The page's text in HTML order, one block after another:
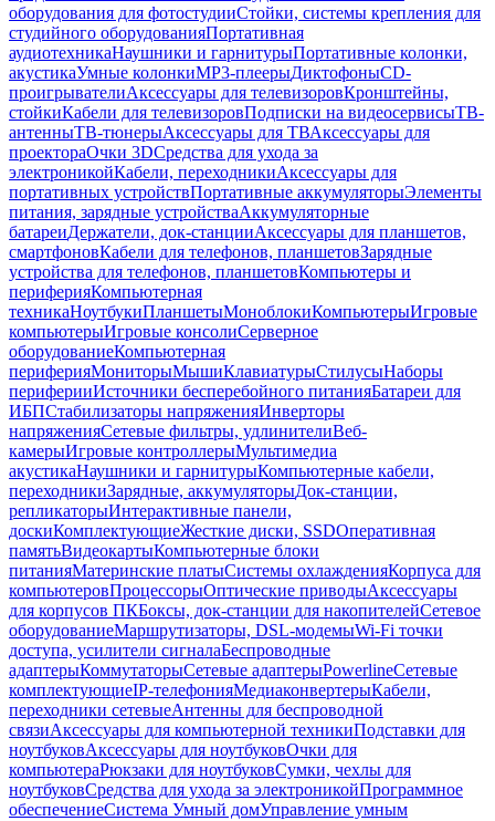
оборудования для фотостудииСтойки, системы крепления для
студийного оборудованияПортативная
аудиотехникаНаушники и гарнитурыПортативные колонки,
акустикаУмные колонкиMP3-плеерыДиктофоныCD-
проигрывателиАксессуары для телевизоровКронштейны,
стойкиКабели для телевизоровПодписки на видеосервисыТВ-
антенныТВ-тюнерыАксессуары для ТВАксессуары для
проектораОчки 3DСредства для ухода за
электроникойКабели, переходникиАксессуары для
портативных устройствПортативные аккумуляторыЭлементы
питания, зарядные устройстваАккумуляторные
батареиДержатели, док-станцииАксессуары для планшетов,
смартфоновКабели для телефонов, планшетовЗарядные
устройства для телефонов, планшетовКомпьютеры и
периферияКомпьютерная
техникаНоутбукиПланшетыМоноблокиКомпьютерыИгровые
компьютерыИгровые консолиСерверное
оборудованиеКомпьютерная
периферияМониторыМышиКлавиатурыСтилусыНаборы
периферииИсточники бесперебойного питанияБатареи для
ИБПСтабилизаторы напряженияИнверторы
напряженияСетевые фильтры, удлинителиВеб-
камерыИгровые контроллерыМультимедиа
акустикаНаушники и гарнитурыКомпьютерные кабели,
переходникиЗарядные, аккумуляторыДок-станции,
репликаторыИнтерактивные панели,
доскиКомплектующиеЖесткие диски, SSDОперативная
памятьВидеокартыКомпьютерные блоки
питанияМатеринские платыСистемы охлажденияКорпуса для
компьютеровПроцессорыОптические приводыАксессуары
для корпусов ПКБоксы, док-станции для накопителейСетевое
оборудованиеМаршрутизаторы, DSL-модемыWi-Fi точки
доступа, усилители сигналаБеспроводные
адаптерыКоммутаторыСетевые адаптерыPowerlineСетевые
комплектующиеIP-телефонияМедиаконвертерыКабели,
переходники сетевыеАнтенны для беспроводной
связиАксессуары для компьютерной техникиПодставки для
ноутбуковАксессуары для ноутбуковОчки для
компьютераРюкзаки для ноутбуковСумки, чехлы для
ноутбуковСредства для ухода за электроникойПрограммное
обеспечениеСистема Умный домУправление умным